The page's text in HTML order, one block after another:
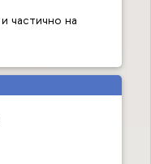
частично на